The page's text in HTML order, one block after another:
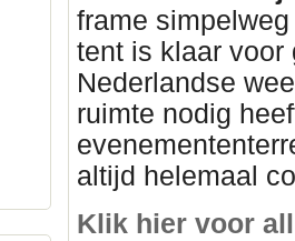
frame
tent is klaar voor
Nederlandse
ruimte nodig
altijd helemaal
Klik hier voor